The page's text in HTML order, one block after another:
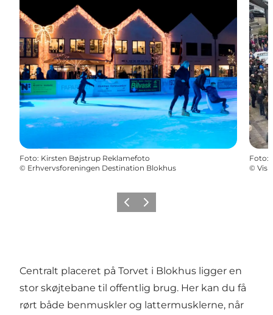
Foto: Kirsten Bøjstrup Reklamefoto
© Erhvervsforeningen Destination Blokhus
Foto:
©
ForrigeNæste
Centralt placeret på Torvet i Blokhus ligger en
stor skøjtebane til offentlig brug. Her kan du få
rørt både benmuskler og lattermusklerne, når